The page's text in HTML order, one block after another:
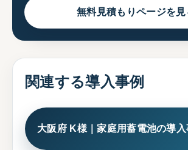
無料見積もりページを見
関連する導入事例
大阪府 K様｜家庭用蓄電池の導入